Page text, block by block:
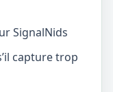
SignalNids
capture trop